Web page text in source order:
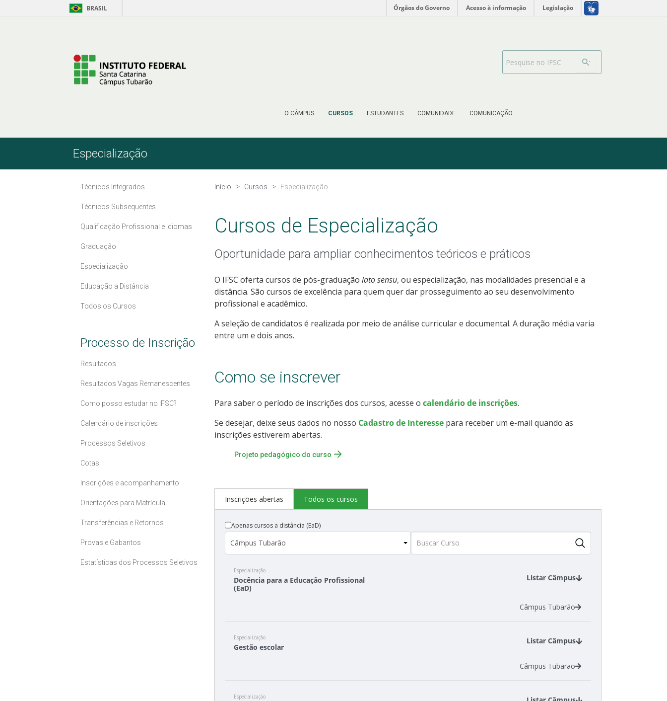
Pular para o Conteúdo BRASIL Órgãos do Governo Acesso à informação Legislação
O CÂMPUS CURSOS ESTUDANTES COMUNIDADE COMUNICAÇÃO
Barra de busca
Especialização
Técnicos Integrados
Técnicos Subsequentes
Qualificação Profissional e Idiomas
Graduação
Especialização
Educação a Distância
Todos os Cursos
Processo de Inscrição
Resultados
Resultados Vagas Remanescentes
Como posso estudar no IFSC?
Calendário de inscrições
Processos Seletivos
Cotas
Inscrições e acompanhamento
Orientações para Matrícula
Transferências e Retornos
Provas e Gabaritos
Estatísticas dos Processos Seletivos
Início Cursos Especialização
Cursos de Especialização
Oportunidade para ampliar conhecimentos teóricos e práticos
O IFSC oferta cursos de pós-graduação lato sensu, ou especialização, nas modalidades presencial e a
distância. São cursos de excelência para quem quer dar prosseguimento ao seu desenvolvimento
profissional e acadêmico.
A seleção de candidatos é realizada por meio de análise curricular e documental. A duração média varia
entre um e dois anos.
Como se inscrever
Para saber o período de inscrições dos cursos, acesse o calendário de inscrições.
Se desejar, deixe seus dados no nosso Cadastro de Interesse para receber um e-mail quando as
inscrições estiverem abertas.
Projeto pedagógico do curso
Inscrições abertas Todos os cursos
Apenas cursos a distância (EaD)
Especialização
Docência para a Educação Profissional
(EaD)
Listar Câmpus
Câmpus Tubarão
Especialização
Gestão escolar
Listar Câmpus
Câmpus Tubarão
Especialização